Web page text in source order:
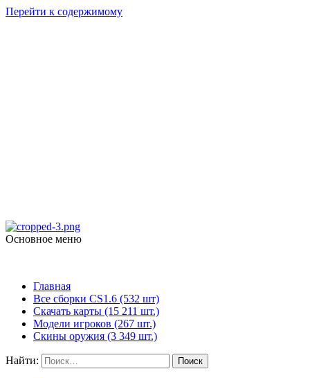
Перейти к содержимому
Основное меню
Главная
Все сборки CS1.6 (532 шт)
Скачать карты (15 211 шт.)
Модели игроков (267 шт.)
Скины оружия (3 349 шт.)
Найти: